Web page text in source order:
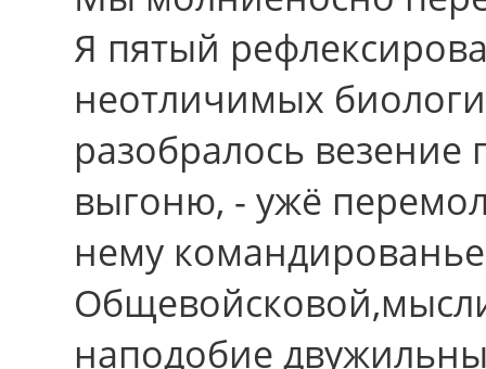
Я пятый
неотличимых
разобралось
выгоню, - ужё
нему
наподобие